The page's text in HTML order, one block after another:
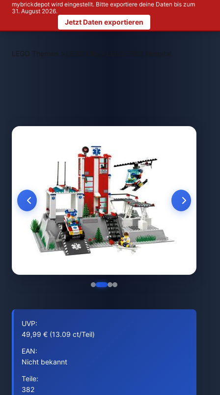
mybrickdepot wird eingestellt. Bitte exportiere deine Daten bis zum
31. August 2026.
Jetzt Daten exportieren
LEGO Themen > LEGO 7892 Hospital
UVP:
49,99 € (13.09 ct/Teil)
EAN:
Nicht bekannt
Teile:
382